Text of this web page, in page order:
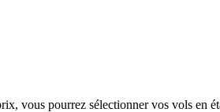
vous pourrez sélectionner vos vols en